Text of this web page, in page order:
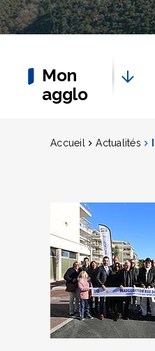
Mon
agglo
Accueil Actualités